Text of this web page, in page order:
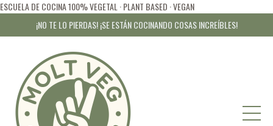
ESCUELA DE COCINA 100% VEGETAL · PLANT BASED · VEGAN
¡NO TE LO PIERDAS! ¡SE ESTÁN COCINANDO COSAS INCREÍBLES!